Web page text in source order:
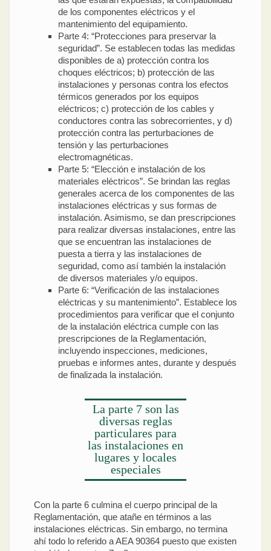
de los componentes eléctricos y el
mantenimiento del equipamiento.
Parte 4: “Protecciones para preservar la
seguridad”. Se establecen todas las medidas
disponibles de a) protección contra los
choques eléctricos; b) protección de las
instalaciones y personas contra los efectos
térmicos generados por los equipos
eléctricos; c) protección de los cables y
conductores contra las sobrecorrientes, y d)
protección contra las perturbaciones de
tensión y las perturbaciones
electromagnéticas.
Parte 5: “Elección e instalación de los
materiales eléctricos”. Se brindan las reglas
generales acerca de los componentes de las
instalaciones eléctricas y sus formas de
instalación. Asimismo, se dan prescripciones
para realizar diversas instalaciones, entre las
que se encuentran las instalaciones de
puesta a tierra y las instalaciones de
seguridad, como así también la instalación
de diversos materiales y/o equipos.
Parte 6: “Verificación de las instalaciones
eléctricas y su mantenimiento”. Establece los
procedimientos para verificar que el conjunto
de la instalación eléctrica cumple con las
prescripciones de la Reglamentación,
incluyendo inspecciones, mediciones,
pruebas e informes antes, durante y después
de finalizada la instalación.
La parte 7 son las
diversas reglas
particulares para
las instalaciones en
lugares y locales
especiales
Con la parte 6 culmina el cuerpo principal de la
Reglamentación, que atañe en términos a las
instalaciones eléctricas. Sin embargo, no termina
ahí todo lo referido a AEA 90364 puesto que existen